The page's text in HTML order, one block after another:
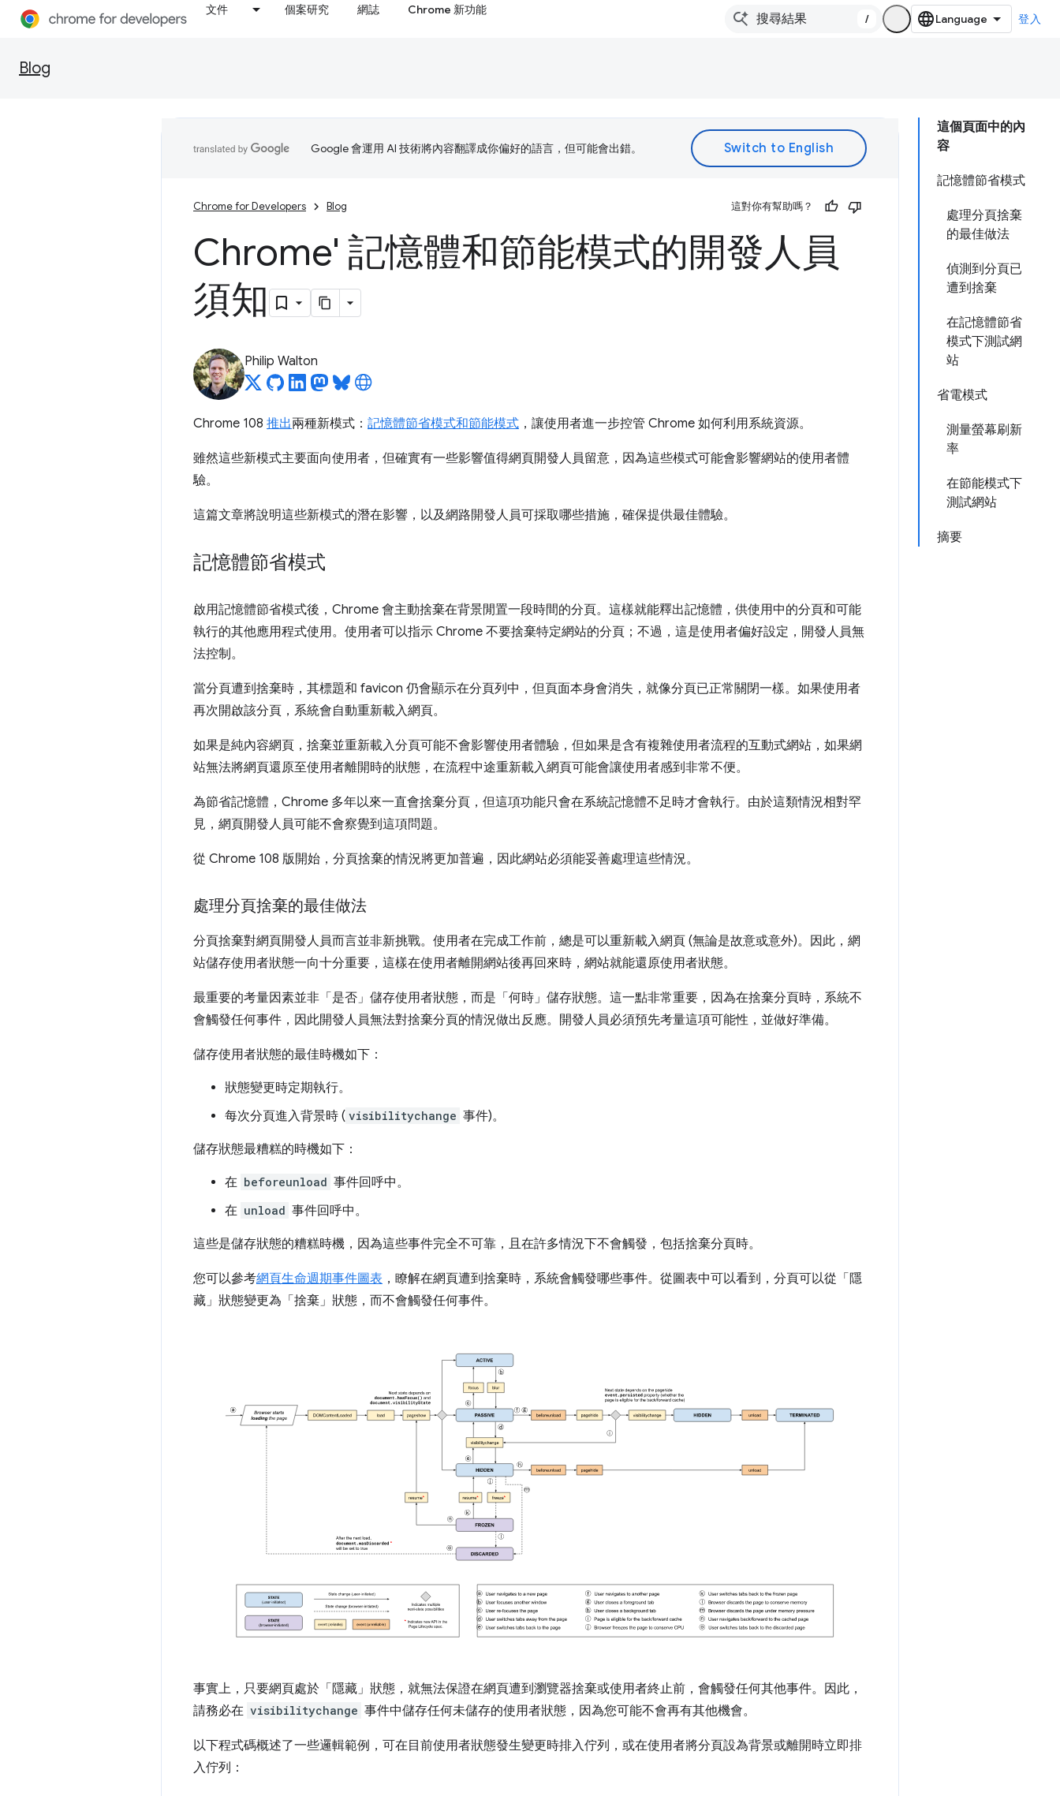
文件 個案研究 網誌 Chrome 新功能
/ 登入
Blog
這個頁面中的內
容
記憶體節省模式
處理分頁捨棄
的最佳做法
偵測到分頁已
遭到捨棄
在記憶體節省
模式下測試網
站
省電模式
測量螢幕刷新
率
在節能模式下
測試網站
摘要
Google 會運用 AI 技術將內容翻譯成你偏好的語言，但可能會出錯。
Chrome for Developers Blog 這對你有幫助嗎？
Chrome' 記憶體和節能模式的開發人員
須知
Philip Walton
Chrome 108 推出兩種新模式： 記憶體節省模式和節能模式 ，讓使用者進一步控管 Chrome 如何利用系統資源。
雖然這些新模式主要面向使用者，但確實有一些影響值得網頁開發人員留意，因為這些模式可能會影響網站的使用者體
驗。
這篇文章將說明這些新模式的潛在影響，以及網路開發人員可採取哪些措施，確保提供最佳體驗。
記憶體節省模式
啟用記憶體節省模式後，Chrome 會主動捨棄在背景閒置一段時間的分頁。這樣就能釋出記憶體，供使用中的分頁和可能
執行的其他應用程式使用。使用者可以指示 Chrome 不要捨棄特定網站的分頁；不過，這是使用者偏好設定，開發人員無
法控制。
當分頁遭到捨棄時，其標題和 favicon 仍會顯示在分頁列中，但頁面本身會消失，就像分頁已正常關閉一樣。如果使用者
再次開啟該分頁，系統會自動重新載入網頁。
如果是純內容網頁，捨棄並重新載入分頁可能不會影響使用者體驗，但如果是含有複雜使用者流程的互動式網站，如果網
站無法將網頁還原至使用者離開時的狀態，在流程中途重新載入網頁可能會讓使用者感到非常不便。
為節省記憶體，Chrome 多年以來一直會捨棄分頁，但這項功能只會在系統記憶體不足時才會執行。由於這類情況相對罕
見，網頁開發人員可能不會察覺到這項問題。
從 Chrome 108 版開始，分頁捨棄的情況將更加普遍，因此網站必須能妥善處理這些情況。
處理分頁捨棄的最佳做法
分頁捨棄對網頁開發人員而言並非新挑戰。使用者在完成工作前，總是可以重新載入網頁 (無論是故意或意外)。因此，網
站儲存使用者狀態一向十分重要，這樣在使用者離開網站後再回來時，網站就能還原使用者狀態。
最重要的考量因素並非「是否」 儲存使用者狀態，而是「何時」 儲存狀態。這一點非常重要，因為在捨棄分頁時，系統不
會觸發任何事件，因此開發人員無法對捨棄分頁的情況做出反應。開發人員必須預先考量這項可能性，並做好準備。
儲存使用者狀態的最佳時機如下：
狀態變更時定期執行。
每次分頁進入背景時 ( visibilitychange 事件)。
儲存狀態最糟糕的時機如下：
在 beforeunload 事件回呼中。
在 unload 事件回呼中。
這些是儲存狀態的糟糕時機，因為這些事件完全不可靠，且在許多情況下不會觸發，包括捨棄分頁時。
您可以參考網頁生命週期事件圖表 ，瞭解在網頁遭到捨棄時，系統會觸發哪些事件。從圖表中可以看到，分頁可以從「隱
藏」狀態變更為「捨棄」狀態，而不會觸發任何事件。
事實上，只要網頁處於「隱藏」狀態，就無法保證在網頁遭到瀏覽器捨棄或使用者終止前，會觸發任何其他事件。因此，
請務必在 visibilitychange 事件中儲存任何未儲存的使用者狀態，因為您可能不會再有其他機會。
以下程式碼概述了一些邏輯範例，可在目前使用者狀態發生變更時排入佇列，或在使用者將分頁設為背景或離開時立即排
入佇列：